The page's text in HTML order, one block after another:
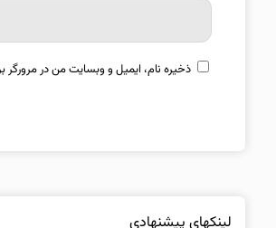
ذخیره نام، ایمیل و وبسایت من در مرورگر
لینکهای پیشنهادی